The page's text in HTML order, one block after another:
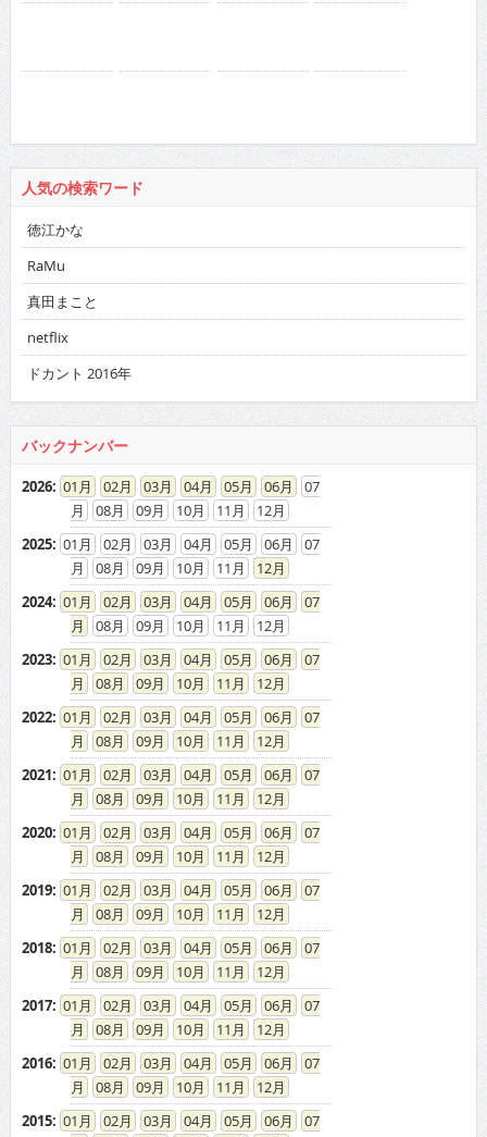
徳江かな
真田まこと
netflix
ドカント 2016年
2026:01 02 03 04 05 06
07
08
2025: 01 02 03 04 05 06
07
08
09 10 11
12
2024: 01 02 03 04 05 06
07
08
09 10 11
12
2023: 01 02 03 04 05 06
07
08
09 10 11
12
2022: 01 02 03 04 05 06
07
08
09 10 11
12
2021: 01 02 03 04 05 06
07
08
09 10 11
12
2020: 01 02 03 04 05 06
07
08
09 10 11
12
2019: 01 02 03 04 05 06
07
08
09 10 11
12
2018: 01 02 03 04 05 06
07
08
09 10 11
12
2017: 01 02 03 04 05 06
07
08
09 10 11
12
2016: 01 02 03 04 05 06
07
08
09 10 11
12
2015: 01 02 03 04 05 06
07
08
09 10 11
12
2014: 01 02 03 04 05 06
07